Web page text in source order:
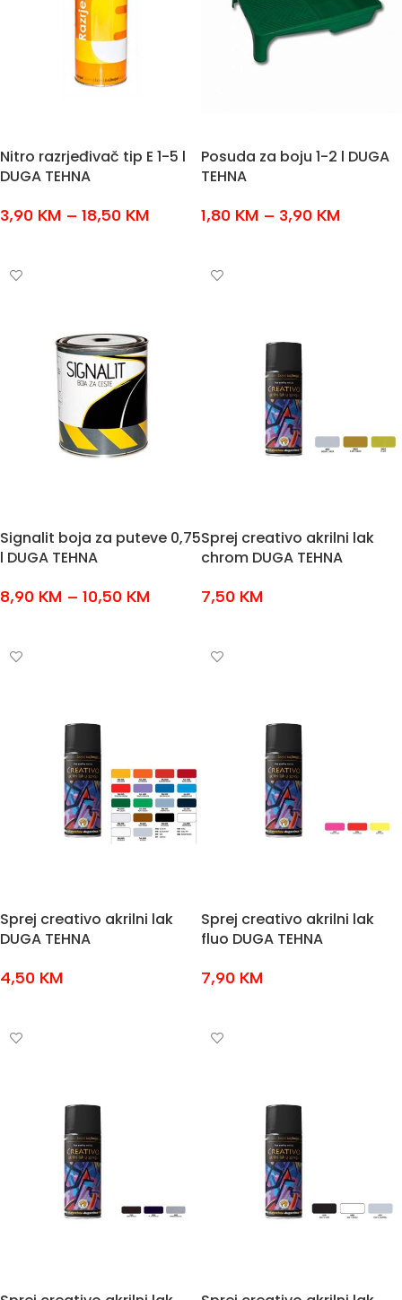
Nitro razrjeđivač tip E 1-5 l
DUGA TEHNA
3,90 KM – 18,50 KM
Posuda za boju 1-2 l DUGA
TEHNA
1,80 KM – 3,90 KM
Signalit boja za puteve 0,75
l DUGA TEHNA
8,90 KM – 10,50 KM
Sprej creativo akrilni lak
chrom DUGA TEHNA
7,50 KM
Sprej creativo akrilni lak
DUGA TEHNA
4,50 KM
Sprej creativo akrilni lak
fluo DUGA TEHNA
7,90 KM